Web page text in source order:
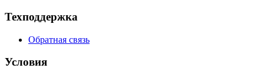
Техподдержка
Обратная связь
Условия